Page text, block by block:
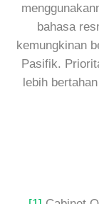
bahasa
kemungkinan
Pasifik.
lebih